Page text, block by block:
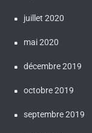
juillet 2020
mai 2020
décembre 2019
octobre 2019
septembre 2019